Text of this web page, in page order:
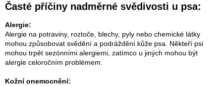
Časté příčiny nadměrné svědivosti u psa:
Alergie:
Alergie na potraviny, roztoče, blechy, pyly nebo chemické látky
mohou způsobovat svědění a podráždění kůže psa. Někteří psi
mohou trpět sezónními alergiemi, zatímco u jiných mohou být
alergie celoročním problémem.
Kožní onemocnění: